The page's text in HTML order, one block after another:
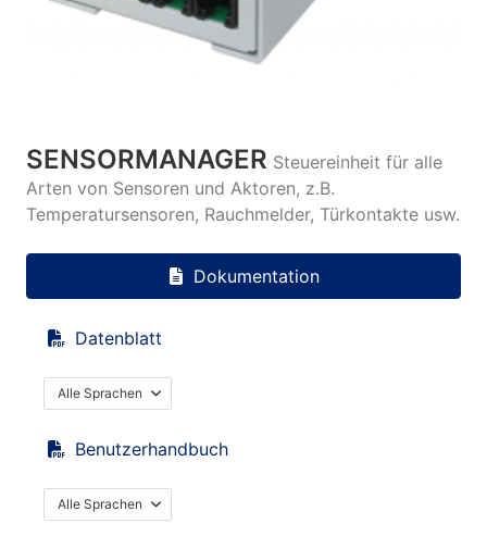
SENSORMANAGER Steuereinheit für alle
Arten von Sensoren und Aktoren, z.B.
Temperatursensoren, Rauchmelder, Türkontakte usw.
Dokumentation
Datenblatt
Alle Sprachen
Benutzerhandbuch
Alle Sprachen